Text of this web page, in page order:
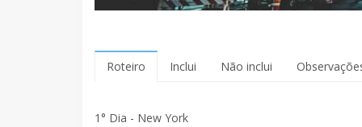
Roteiro Inclui Não inclui
1° Dia - New York